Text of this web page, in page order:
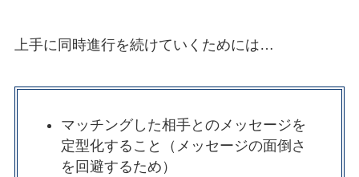
上手に同時進行を続けていくためには…
マッチングした相手とのメッセージを
定型化すること（メッセージの面倒さ
を回避するため）